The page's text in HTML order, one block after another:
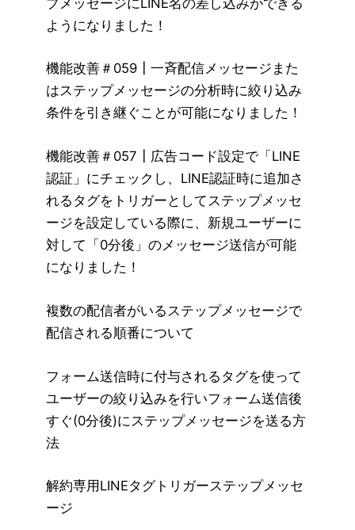
ようになりました！
機能改善＃059┃一斉配信メッセージまた
はステップメッセージの分析時に絞り込み
条件を引き継ぐことが可能になりました！
機能改善＃057┃広告コード設定で「LINE
認証」にチェックし、LINE認証時に追加さ
れるタグをトリガーとしてステップメッセ
ージを設定している際に、新規ユーザーに
対して「0分後」のメッセージ送信が可能
になりました！
複数の配信者がいるステップメッセージで
配信される順番について
フォーム送信時に付与されるタグを使って
ユーザーの絞り込みを行いフォーム送信後
すぐ(0分後)にステップメッセージを送る方
法
解約専用LINEタグトリガーステップメッセ
ージ